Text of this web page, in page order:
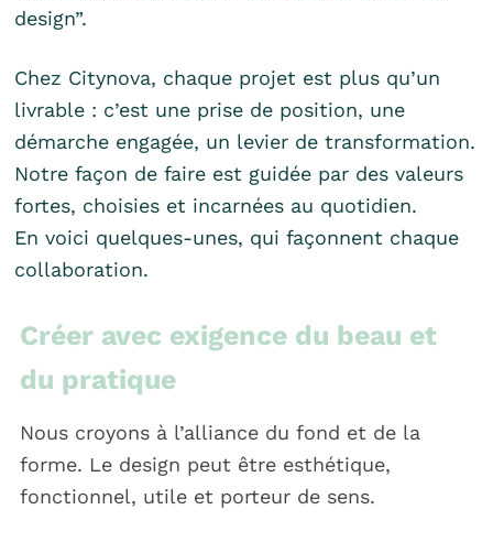
design”.
Chez Citynova, chaque projet est plus qu’un
livrable : c’est une prise de position, une
démarche engagée, un levier de transformation.
Notre façon de faire est guidée par des valeurs
fortes, choisies et incarnées au quotidien.
En voici quelques-unes, qui façonnent chaque
collaboration.
Créer avec exigence du beau et
du pratique
Nous croyons à l’alliance du fond et de la
forme. Le design peut être esthétique,
fonctionnel, utile et porteur de sens.